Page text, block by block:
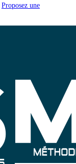
Proposez une